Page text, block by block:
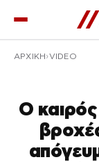
ΑΡΧΙΚΉ VIDEO
Ο